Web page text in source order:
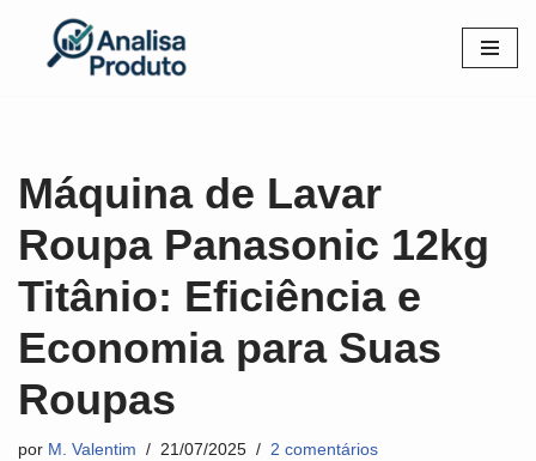
Pular
Máquina de Lavar
Roupa Panasonic 12kg
Titânio: Eficiência e
Economia para Suas
Roupas
por M. Valentim 21/07/2025 2 comentários